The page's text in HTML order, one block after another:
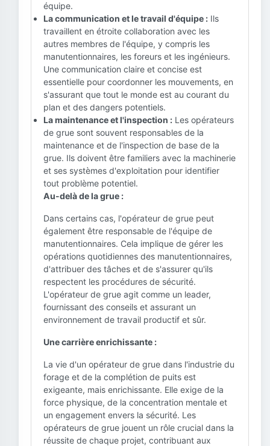
équipe.
La communication et le travail d'équipe : Ils
travaillent en étroite collaboration avec les
autres membres de l'équipe, y compris les
manutentionnaires, les foreurs et les ingénieurs.
Une communication claire et concise est
essentielle pour coordonner les mouvements, en
s'assurant que tout le monde est au courant du
plan et des dangers potentiels.
La maintenance et l'inspection : Les opérateurs
de grue sont souvent responsables de la
maintenance et de l'inspection de base de la
grue. Ils doivent être familiers avec la machinerie
et ses systèmes d'exploitation pour identifier
tout problème potentiel.
Au-delà de la grue :
Dans certains cas, l'opérateur de grue peut
également être responsable de l'équipe de
manutentionnaires. Cela implique de gérer les
opérations quotidiennes des manutentionnaires,
d'attribuer des tâches et de s'assurer qu'ils
respectent les procédures de sécurité.
L'opérateur de grue agit comme un leader,
fournissant des conseils et assurant un
environnement de travail productif et sûr.
Une carrière enrichissante :
La vie d'un opérateur de grue dans l'industrie du
forage et de la complétion de puits est
exigeante, mais enrichissante. Elle exige de la
force physique, de la concentration mentale et
un engagement envers la sécurité. Les
opérateurs de grue jouent un rôle crucial dans la
réussite de chaque projet, contribuant aux